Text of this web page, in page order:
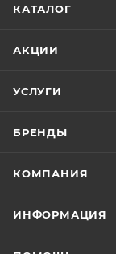
КАТАЛОГ
АКЦИИ
УСЛУГИ
БРЕНДЫ
КОМПАНИЯ
ИНФОРМАЦИЯ